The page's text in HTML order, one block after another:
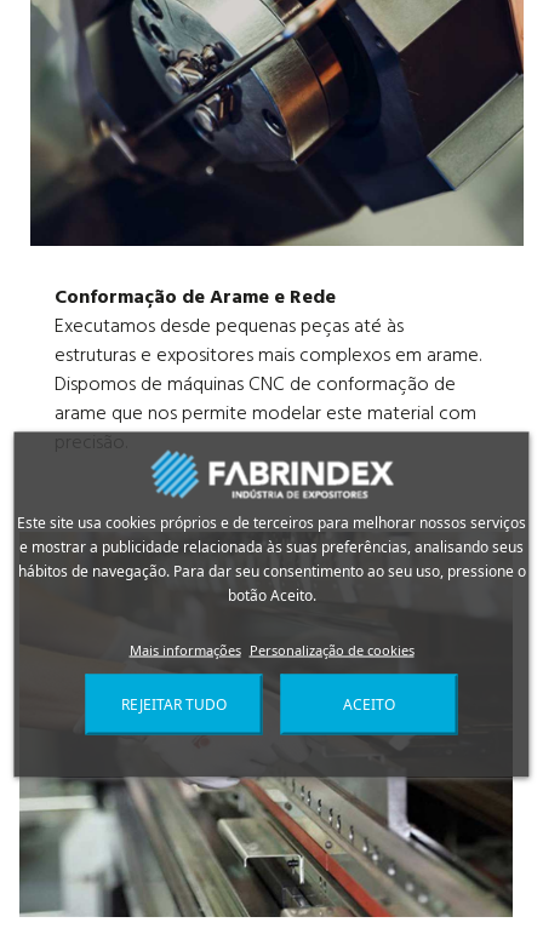
Conformação de Arame e Rede
Executamos desde pequenas peças até às
estruturas e expositores mais complexos em arame.
Dispomos de máquinas CNC de conformação de
arame que nos permite modelar este material com
precisão.
Este site usa cookies próprios e de terceiros para melhorar nossos serviços
e mostrar a publicidade relacionada às suas preferências, analisando seus
hábitos de navegação. Para dar seu consentimento ao seu uso, pressione o
botão Aceito.
Mais informações Personalização de cookies
REJEITAR TUDO ACEITO